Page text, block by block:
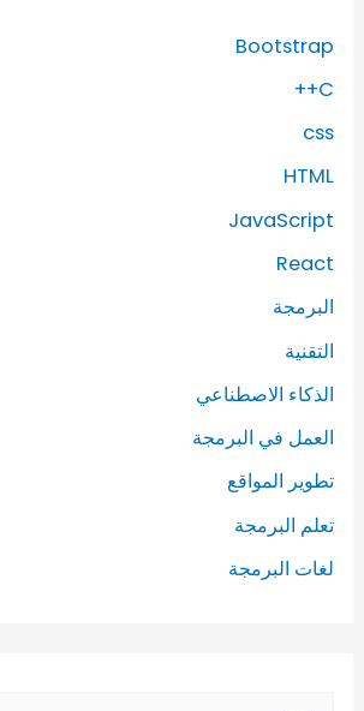
Bootstrap
C++
css
HTML
JavaScript
React
البرمجة
التقنية
الذكاء الاصطناعي
العمل في البرمجة
تطوير المواقع
تعلم البرمجة
لغات البرمجة